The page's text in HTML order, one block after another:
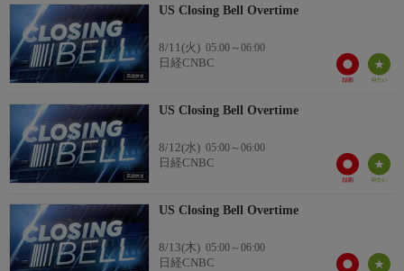
US Closing Bell Overtime
8/11(火) 05:00～06:00
日経CNBC
US Closing Bell Overtime
8/12(水) 05:00～06:00
日経CNBC
US Closing Bell Overtime
8/13(木) 05:00～06:00
日経CNBC